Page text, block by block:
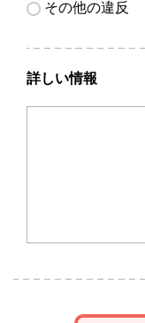
その他の違反
詳しい情報